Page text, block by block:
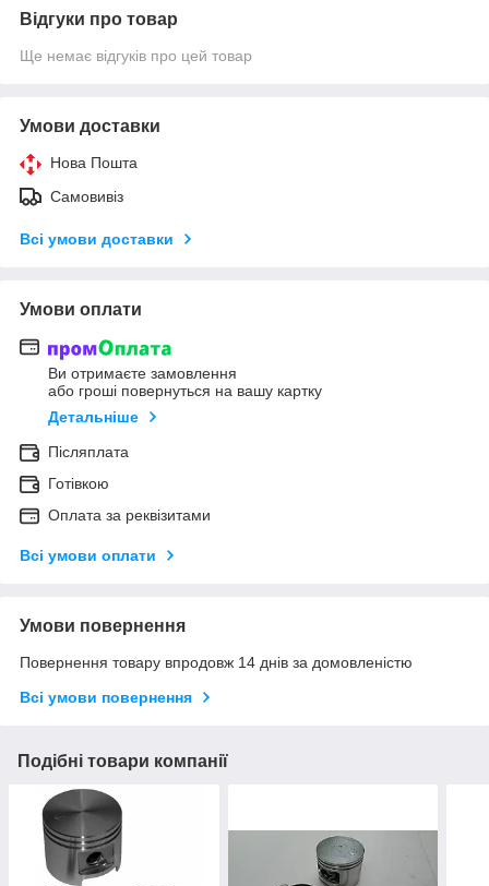
Відгуки про товар
Ще немає відгуків про цей товар
Умови доставки
Нова Пошта
Самовивіз
Всі умови доставки
Умови оплати
Ви отримаєте замовлення
або гроші повернуться на вашу картку
Детальніше
Післяплата
Готівкою
Оплата за реквізитами
Всі умови оплати
Умови повернення
Повернення товару впродовж 14 днів за домовленістю
Всі умови повернення
Подібні товари компанії